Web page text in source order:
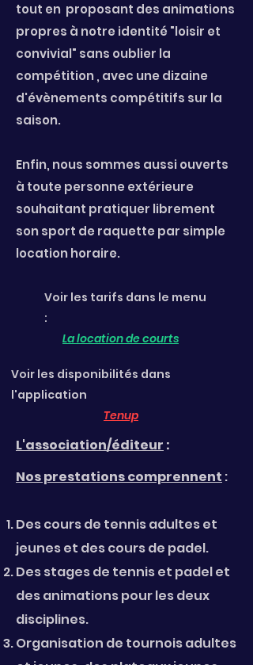
tout en proposant des animations
propres à notre identité "loisir et
convivial" sans oublier la
compétition , avec une dizaine
d'évènements compétitifs sur la
saison.
Enfin, nous sommes aussi ouverts
à toute personne extérieure
souhaitant pratiquer librement
son sport de raquette par simple
location horaire.
Voir les tarifs dans le menu
:
La location de courts
Voir les disponibilités dans
l'application
Tenup
L'association/éditeur :
Nos prestations comprennent :
Des cours de tennis adultes et
jeunes et des cours de padel.
Des stages de tennis et padel et
des animations pour les deux
disciplines.
Organisation de tournois adultes